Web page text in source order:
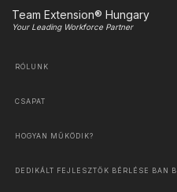
Team Extension® Hungary
Your Leading Workforce Partner
RÓLUNK
CSAPAT
HOGYAN MŰKÖDIK?
DEDIKÁLT FEJLESZTŐK BÉRLÉSE BAN